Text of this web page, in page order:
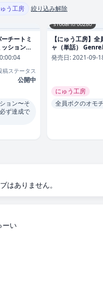
う工房 絞り込み解除
チートミ
ションは
） Genre
稿ステータス
公開中
ョン〜そ
ず達成で
s166aritr00280
【にゅう工房】
ャ（単話）
発売日:2021-09-
にゅう工房
全員ボクのオモ
はありません。
ーい